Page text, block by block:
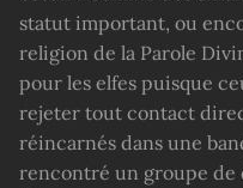
statut important, ou
religion de la Parole
pour les elfes puisque
rejeter tout contact
réincarnés dans une
rencontré un groupe de